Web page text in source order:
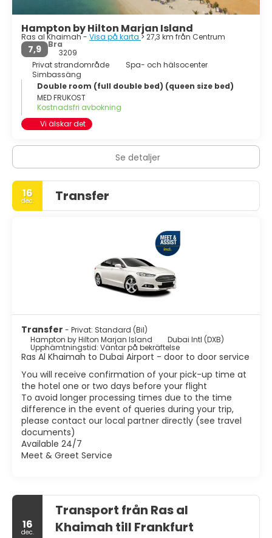
Hampton by Hilton Marjan Island
Ras al Khaimah - Visa på karta > 27,3 km från Centrum
7,9
Bra
3209
Privat strandområde
Spa- och hälsocenter
Simbassäng
Double room (full double bed) (queen size bed)
MED FRUKOST
Kostnadsfri avbokning
Vi älskar det
Se detaljer
16
dec. Transfer
Transfer - Privat: Standard (Bil)
Hampton by Hilton Marjan Island
Dubai Intl (DXB)
Upphämtningstid: Väntar på bekräftelse
Ras Al Khaimah to Dubai Airport - door to door service
You will receive confirmation of your pick-up time at
the hotel one or two days before your flight
To avoid longer processing times due to the time
difference in the event of queries during your trip,
please contact our local partner directly (see travel
documents)
Available 24/7
Meet & Greet Service
16
dec.
Transport från Ras al
Khaimah till Frankfurt